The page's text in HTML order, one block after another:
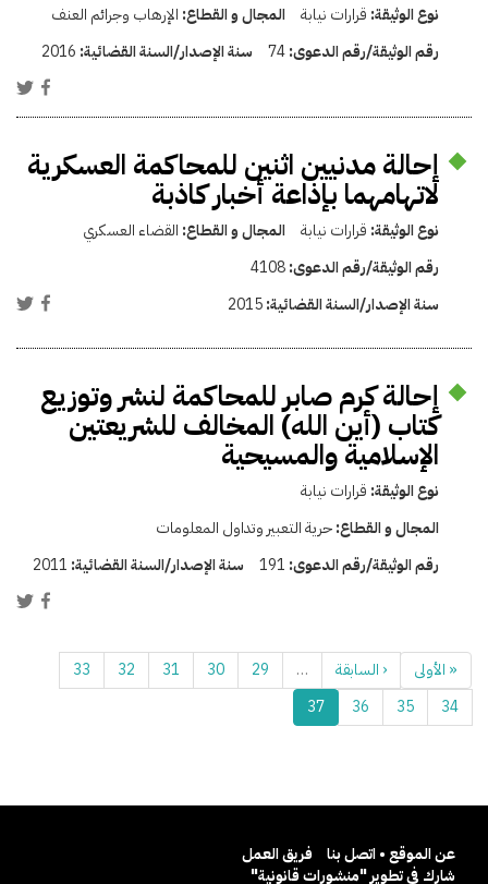
نوع الوثيقة: قرارات نيابة المجال و القطاع: الإرهاب وجرائم العنف
رقم الوثيقة/رقم الدعوى:74 سنة الإصدار/السنة القضائية: 2016
إحالة مدنيين اثنين للمحاكمة العسكرية
لاتهامهما بإذاعة أخبار كاذبة
نوع الوثيقة: قرارات نيابة المجال و القطاع: القضاء العسكري
رقم الوثيقة/رقم الدعوى:4108
سنة الإصدار/السنة القضائية:2015
إحالة كرم صابر للمحاكمة لنشر وتوزيع
كتاب (أين الله) المخالف للشريعتين
الإسلامية والمسيحية
نوع الوثيقة: قرارات نيابة
المجال و القطاع:حرية التعبير وتداول المعلومات
رقم الوثيقة/رقم الدعوى: 191 سنة الإصدار/السنة القضائية: 2011
« الأولى ‹ السابقة …
29
30
31
32
33
34
35
36
37
عن الموقع • اتصل بنا
فريق العمل
شارك في تطوير "منشورات قانونية"